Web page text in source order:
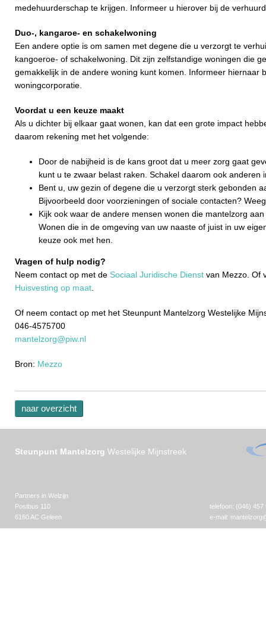
medehuurderschap te krijgen. Informeer u hierover bij de
Duo-, kangaroe- en schakelwoning
Een andere optie is om samen met degene die u verzorgt te
kangoeroe- of schakelwoning. Dit zijn zelfstandige woningen die
gemakkelijk in de andere woning kunt komen. Informeer hiernaar
woningcorporatie.
Voordat u een keuze maakt
Als u dichter bij elkaar gaat wonen, kan dat een grote impact
daarom rekening met het volgende:
Door de nabijheid is de kans groot dat u meer zorg gaat
kunt u te zwaar belast raken. Schakel daarom ook anderen
Bent u, uw gezin of degene die u verzorgt sterk gebonden
Bijvoorbeeld door voorzieningen of sociale contacten?
Kijk ook waar de andere mensen wonen die mantelzorg
Wonen die in de omgeving van uw naaste of juist in uw
keuze ook met hen.
Vragen of hulp nodig?
Neem contact op met de Sociaal Juridische Dienst van Mezzo. Of
Huisvesting op maat
Of neem contact op met het Steunpunt Mantelzorg Westelijke
046-4575700
mantelzorg@piw.nl
Bron: Mezzo
naar overzicht
Steunpunt Mantelzorg Westelijke Mijnstreek
Partners in Welzijn
Postbus 110
6160 AC Geleen
telefoon: (046) 457
e-mail: